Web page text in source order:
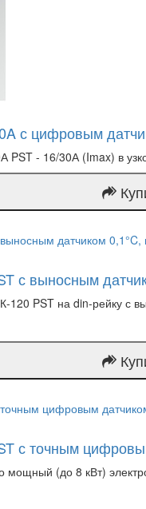
с цифровым
PST - 16/30А (Imax) в
с выносным
120 PST на din-рейку с
с точным
мощный (до 8 кВт)